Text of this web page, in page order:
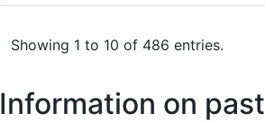
Showing 1 to 10 of 486 entries.
Information on